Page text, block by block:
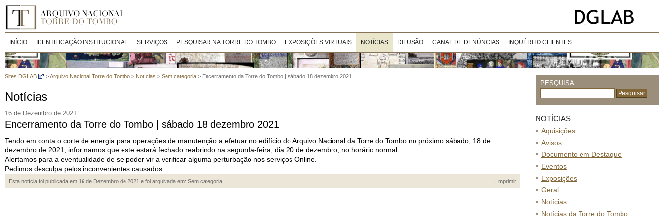
INÍCIO IDENTIFICAÇÃO INSTITUCIONAL SERVIÇOS PESQUISAR NA TORRE DO TOMBO EXPOSIÇÕES VIRTUAIS NOTÍCIAS DIFUSÃO CANAL DE DENÚNCIAS INQUÉRITO CLIENTES
Sites DGLAB >Arquivo Nacional Torre do Tombo > Notícias > Sem categoria > Encerramento da Torre do Tombo | sábado 18 dezembro 2021
Notícias
16 de Dezembro de 2021
Encerramento da Torre do Tombo | sábado 18 dezembro 2021
Tendo em conta o corte de energia para operações de manutenção a efetuar no edifício do Arquivo Nacional da Torre do Tombo no próximo sábado, 18 de
dezembro de 2021, informamos que este estará fechado reabrindo na segunda-feira, dia 20 de dezembro, no horário normal.
Alertamos para a eventualidade de se poder vir a verificar alguma perturbação nos serviços Online.
Pedimos desculpa pelos inconvenientes causados.
Esta notícia foi publicada em 16 de Dezembro de 2021 e foi arquivada em: Sem categoria | Imprimir
PESQUISA
NOTÍCIAS
Aquisições
Avisos
Documento em Destaque
Eventos
Exposições
Geral
Notícias
Notícias da Torre do Tombo